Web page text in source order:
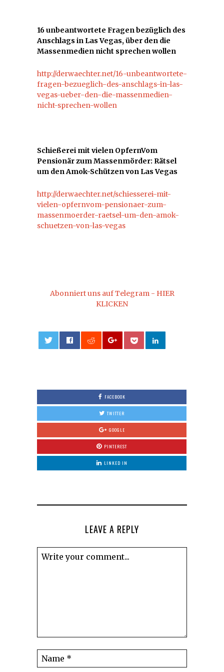
16 unbeantwortete Fragen bezüglich des
Anschlags in Las Vegas, über den die
Massenmedien nicht sprechen wollen
http://derwaechter.net/16-unbeantwortete-
fragen-bezueglich-des-anschlags-in-las-
vegas-ueber-den-die-massenmedien-
nicht-sprechen-wollen
Schießerei mit vielen OpfernVom
Pensionär zum Massenmörder: Rätsel
um den Amok-Schützen von Las Vegas
http://derwaechter.net/schiesserei-mit-
vielen-opfernvom-pensionaer-zum-
massenmoerder-raetsel-um-den-amok-
schuetzen-von-las-vegas
Abonniert uns auf Telegram - HIER
KLICKEN
FACEBOOK
TWITTER
GOOGLE
PINTEREST
LINKED IN
LEAVE A REPLY